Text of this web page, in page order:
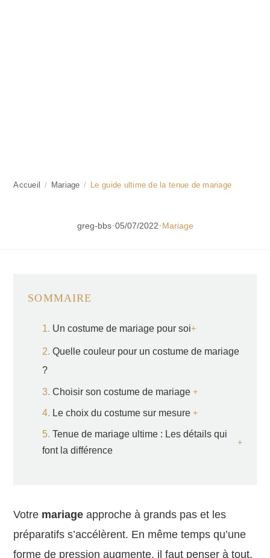
Accueil / Mariage / Le guide ultime de la tenue de mariage
greg-bbs·05/07/2022·Mariage
Votre mariage approche à grands pas et les
préparatifs s’accélèrent. En même temps qu’une
forme de pression augmente, il faut penser à tout.
SOMMAIRE
Un costume de mariage pour soi
Quelle couleur pour un costume de mariage
?
Choisir son costume de mariage
Le choix du costume sur mesure
Tenue de mariage ultime : Les détails qui
font la différence